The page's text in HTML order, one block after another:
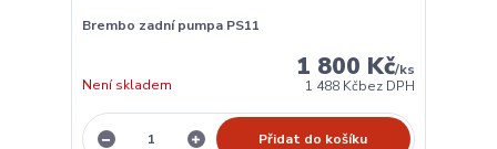
Brembo zadní pumpa PS11
1 800 Kč/ks
1 488 Kčbez DPH
Není skladem
Přidat do košíku